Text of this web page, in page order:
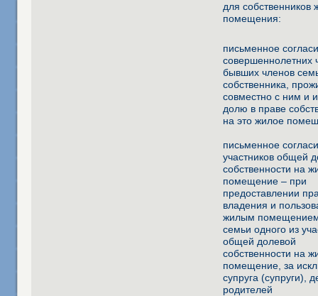
для собственников
помещения:
письменное
совершеннолетних
бывших членов
собственника,
совместно с ним и
долю в праве
на это жилое
письменное
участников общей
собственности на
помещение – при
предоставлении
владения и
жилым
семьи одного из
общей долевой
собственности на
помещение, за
супруга (супруги),
родителей